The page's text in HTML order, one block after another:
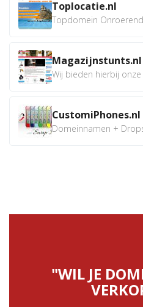
Toplocatie.nl
Magazijnstunts.nl
CustomiPhones.nl
"WIL JE